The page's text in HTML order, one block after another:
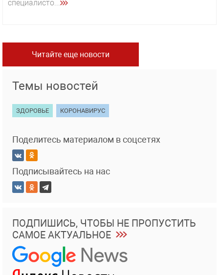
специалисто...
Читайте еще новости
Темы новостей
ЗДОРОВЬЕ КОРОНАВИРУС
Поделитесь материалом в соцсетях
Подписывайтесь на нас
ПОДПИШИСЬ, ЧТОБЫ НЕ ПРОПУСТИТЬ
САМОЕ АКТУАЛЬНОЕ